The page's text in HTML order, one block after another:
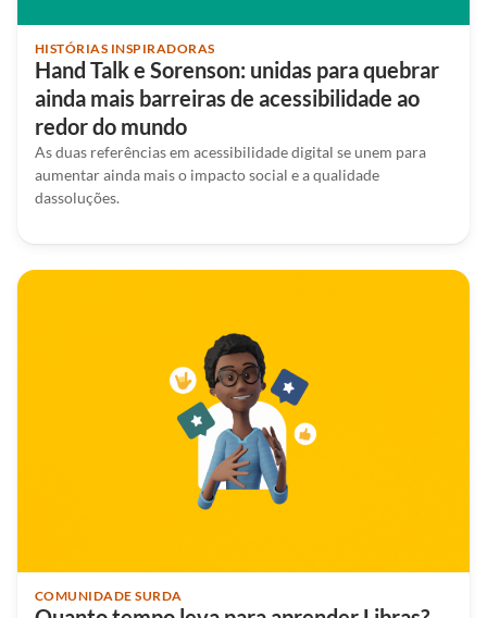
HISTÓRIAS INSPIRADORAS
Hand Talk e Sorenson: unidas para quebrar
ainda mais barreiras de acessibilidade ao
redor do mundo
As duas referências em acessibilidade digital se unem para
aumentar ainda mais o impacto social e a qualidade
dassoluções.
COMUNIDADE SURDA